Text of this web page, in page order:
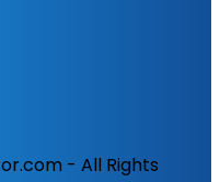
- All Rights